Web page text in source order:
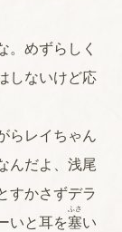
。めずらしく
しないけど応
らレイちゃん
んだよ、浅尾
すかさずデラ
いと耳を塞
ふさ
い